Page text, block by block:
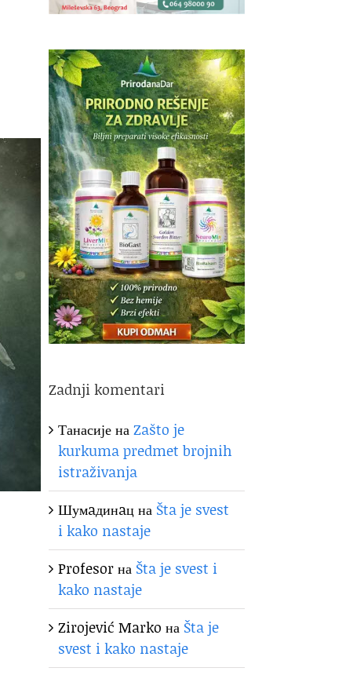
Zadnji komentari
ТанасијенаZašto je
kurkuma predmet brojnih
istraživanja
Шумaдинaцна Šta je svest
i kako nastaje
Profesorна Šta je svest i
kako nastaje
Zirojević Marko на Šta je
svest i kako nastaje